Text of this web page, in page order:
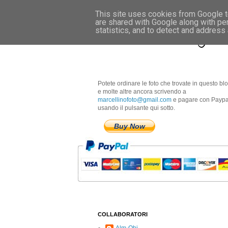
Marcellino
Potete ordinare le foto che trovate in questo
e molte altre ancora scrivendo a
marcellinofoto@gmail.com e pagare con
usando il pulsante qui sotto.
Buy Now
COLLABORATORI
This site uses cookies from Google
are shared with Google along with
statistics, and to detect and address